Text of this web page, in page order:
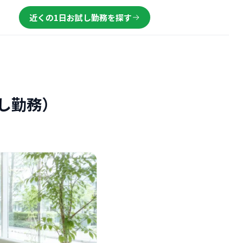
近くの1日お試し勤務を探す
務）